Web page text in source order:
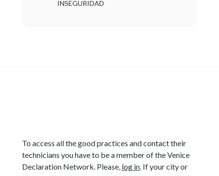
INSEGURIDAD
To access all the good practices and contact their
technicians you have to be a member of the Venice
Declaration Network. Please, log in. If your city or